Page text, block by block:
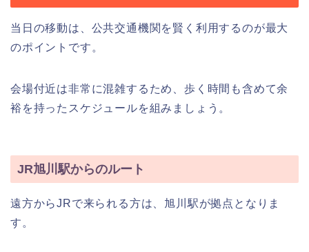
当日の移動は、公共交通機関を賢く利用するのが最大
のポイントです。
会場付近は非常に混雑するため、歩く時間も含めて余
裕を持ったスケジュールを組みましょう。
JR旭川駅からのルート
遠方からJRで来られる方は、旭川駅が拠点となりま
す。